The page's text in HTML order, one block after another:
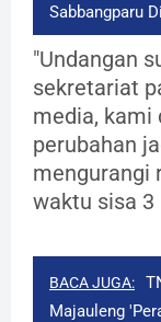
Sabbangparu
"Undangan
sekretariat
media, kami
perubahan
mengurangi
waktu sisa 3
BACA JUGA:
Majauleng